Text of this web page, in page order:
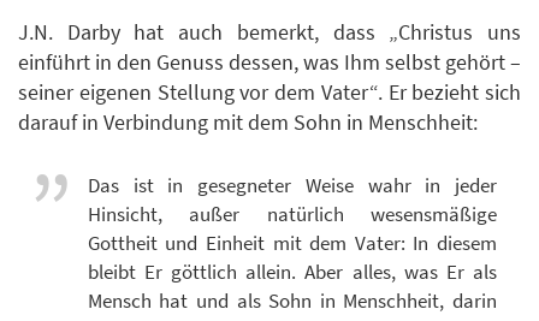
J.N. Darby hat auch bemerkt, dass „Christus uns
einführt in den Genuss dessen, was Ihm selbst gehört –
seiner eigenen Stellung vor dem Vater“. Er bezieht sich
darauf in Verbindung mit dem Sohn in Menschheit:
Das ist in gesegneter Weise wahr in jeder
Hinsicht, außer natürlich wesensmäßige
Gottheit und Einheit mit dem Vater: In diesem
bleibt Er göttlich allein. Aber alles, was Er als
Mensch hat und als Sohn in Menschheit, darin